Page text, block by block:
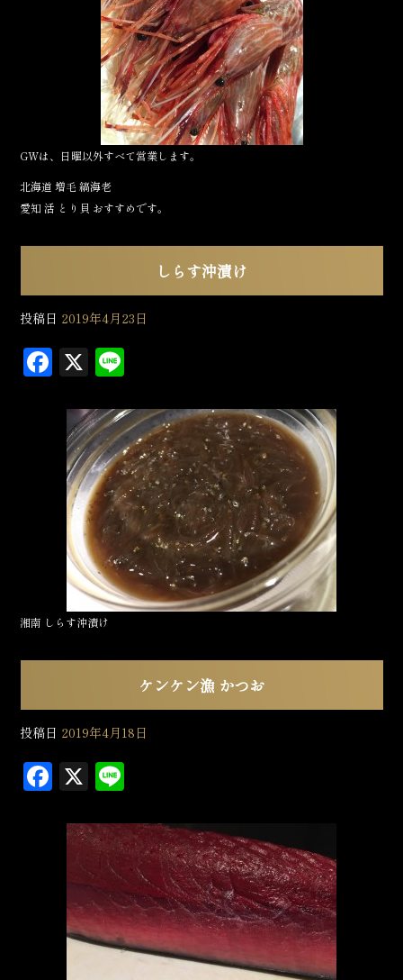
GWは、日曜以外すべて営業します。
北海道 増毛 縞海老
愛知 活 とり貝 おすすめです。
しらす沖漬け
投稿日 2019年4月23日
F
a
c
e
b
o
o
k
X
e
湘南 しらす沖漬け
ケンケン漁 かつお
投稿日 2019年4月18日
F
a
c
b
o
o
X
e